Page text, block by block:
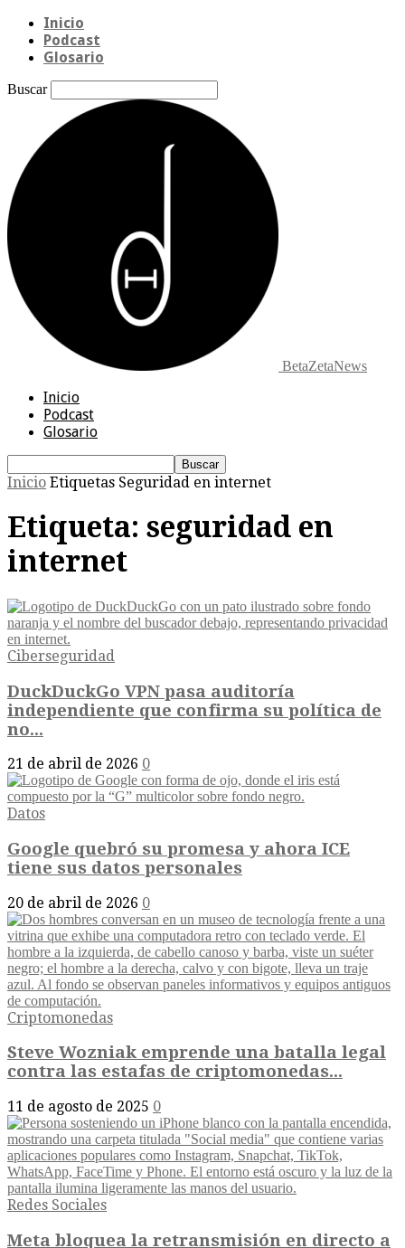
Inicio
Podcast
Glosario
Buscar
BetaZetaNews
Inicio
Podcast
Glosario
Inicio Etiquetas Seguridad en internet
Etiqueta: seguridad en
internet
Ciberseguridad
DuckDuckGo VPN pasa auditoría
independiente que confirma su política de
no...
21 de abril de 2026 0
Datos
Google quebró su promesa y ahora ICE
tiene sus datos personales
20 de abril de 2026 0
Criptomonedas
Steve Wozniak emprende una batalla legal
contra las estafas de criptomonedas...
11 de agosto de 2025 0
Redes Sociales
Meta bloquea la retransmisión en directo a